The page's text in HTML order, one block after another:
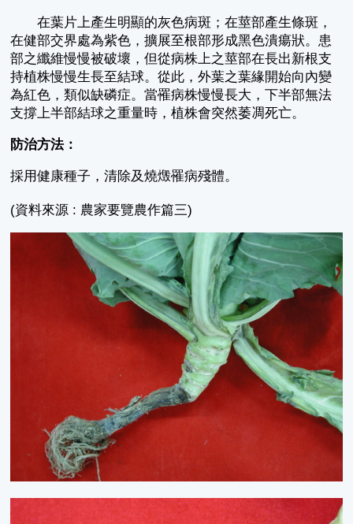
在葉片上產生明顯的灰色病斑；在莖部產生條斑，
在健部交界處為紫色，擴展至根部形成黑色潰瘍狀。患
部之纖維慢慢被破壞，但從病株上之莖部在長出新根支
持植株慢慢生長至結球。從此，外葉之葉緣開始向內變
為紅色，類似缺磷症。當罹病株慢慢長大，下半部無法
支撐上半部結球之重量時，植株會突然萎凋死亡。
防治方法：
採用健康種子，清除及燒燬罹病殘體。
(資料來源 : 農家要覽農作篇三)